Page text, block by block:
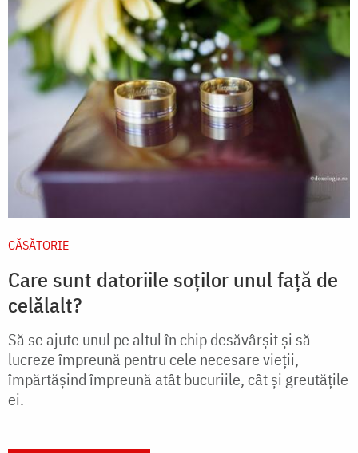
CĂSĂTORIE
Care sunt datoriile soților unul față de
celălalt?
Să se ajute unul pe altul în chip desăvârșit și să
lucreze împreună pentru cele necesare vieții,
împărtășind împreună atât bucuriile, cât și greutățile
ei.